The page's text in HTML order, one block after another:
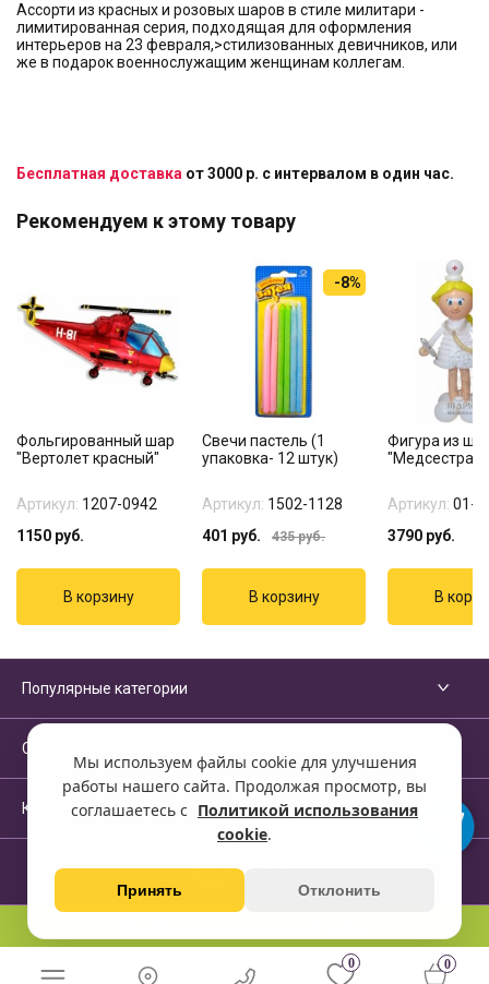
Мы используем файлы cookie для улучшения
работы нашего сайта. Продолжая просмотр, вы
соглашаетесь с Политикой использования
cookie.
Принять Отклонить
Ассорти из красных и розовых шаров в стиле милитари -
лимитированная серия, подходящая для оформления
интерьеров на 23 февраля,>стилизованных девичников, или
же в подарок военнослужащим женщинам коллегам.
Бесплатная доставка от 3000 р. с интервалом в один час.
Рекомендуем к этому товару
Фольгированный шар
"Вертолет красный"
Артикул: 1207-0942
1150 руб.
-8%
Свечи пастель (1
упаковка- 12 штук)
Артикул: 1502-1128
401 руб. 435руб.
Фигура из
"Медсестра"
Артикул: 01-
3790 руб.
Популярные категории
Сервисы и помощь
Компания
0 0